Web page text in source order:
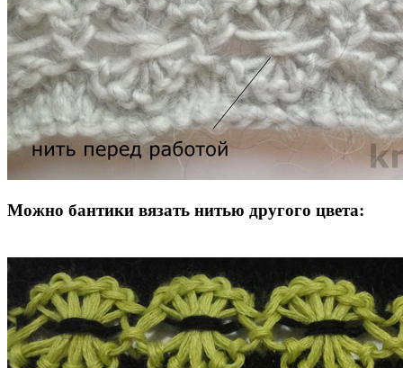
Можно бантики вязать нитью другого цвета: